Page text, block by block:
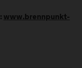
www.brennpunkt-